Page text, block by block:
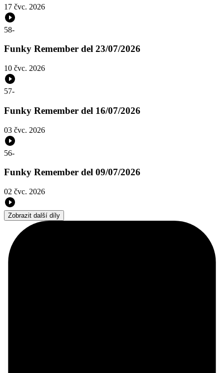
17 čvc. 2026
58-
Funky Remember del 23/07/2026
10 čvc. 2026
57-
Funky Remember del 16/07/2026
03 čvc. 2026
56-
Funky Remember del 09/07/2026
02 čvc. 2026
Zobrazit další díly